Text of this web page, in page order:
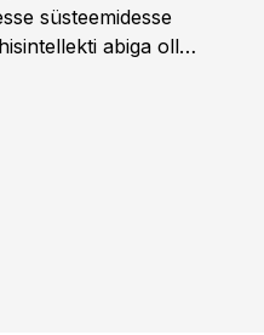
süsteemidesse
abiga olla